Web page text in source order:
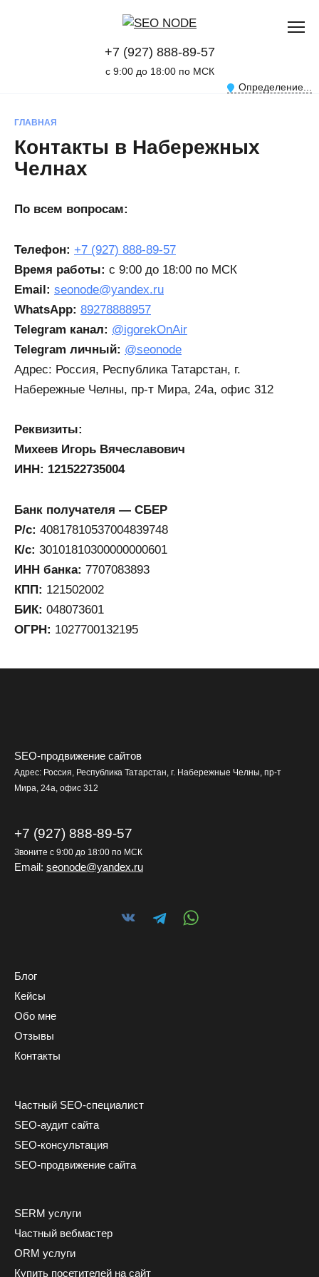
+7 (927) 888-89-57
с 9:00 до 18:00 по МСК
Определение...
ГЛАВНАЯ
Контакты в Набережных
Челнах
По всем вопросам:
Телефон: +7 (927) 888-89-57
Время работы: с 9:00 до 18:00 по МСК
Email: seonode@yandex.ru
WhatsApp: 89278888957
Telegram канал: @igorekOnAir
Telegram личный: @seonode
Адрес: Россия, Республика Татарстан, г.
Набережные Челны, ​пр-т Мира, 24а, офис 312
Реквизиты:
Михеев Игорь Вячеславович
ИНН: 121522735004
Банк получателя — СБЕР
Р/с: 40817810537004839748
К/с: 30101810300000000601
ИНН банка: 7707083893
КПП: 121502002
БИК: 048073601
ОГРН: 1027700132195
SEO-продвижение сайтов
Адрес: Россия, Республика Татарстан, г. Набережные Челны, ​пр-т
Мира, 24а, офис 312
+7 (927) 888-89-57
Звоните с 9:00 до 18:00 по МСК
Email: seonode@yandex.ru
Блог
Кейсы
Обо мне
Отзывы
Контакты
Частный SEO-специалист
SEO-аудит сайта
SEO-консультация
SEO-продвижение сайта
SERM услуги
Частный вебмастер
ORM услуги
Купить посетителей на сайт